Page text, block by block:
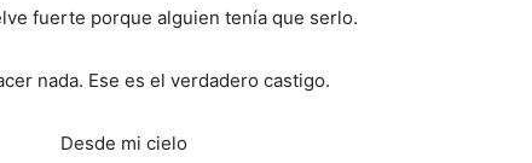
fuerte porque alguien tenía que serlo.
nada. Ese es el verdadero castigo.